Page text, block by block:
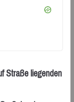
Straße liegenden